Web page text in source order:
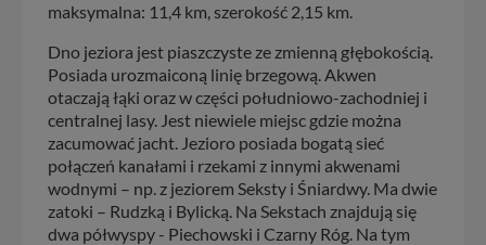
maksymalna: 11,4 km, szerokość 2,15 km.
Dno jeziora jest piaszczyste ze zmienną głębokością.
Posiada urozmaiconą linię brzegową. Akwen
otaczają łąki oraz w części południowo-zachodniej i
centralnej lasy. Jest niewiele miejsc gdzie można
zacumować jacht. Jezioro posiada bogatą sieć
połączeń kanałami i rzekami z innymi akwenami
wodnymi – np. z jeziorem Seksty i Śniardwy. Ma dwie
zatoki – Rudzką i Bylicką. Na Sekstach znajdują się
dwa półwyspy - Piechowski i Czarny Róg. Na tym